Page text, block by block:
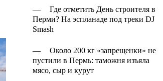
—
Где отметить День строителя в
Перми? На эспланаде под треки DJ
Smash
—
Около 200 кг «запрещенки» не
пустили в Пермь: таможня изъяла
мясо, сыр и курут